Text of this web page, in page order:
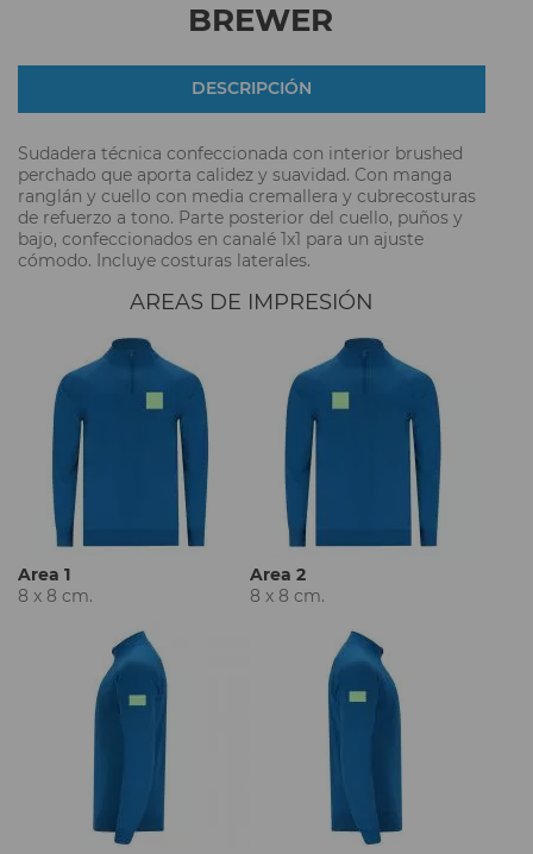
BREWER
DESCRIPCIÓN
Sudadera técnica confeccionada con interior brushed
perchado que aporta calidez y suavidad. Con manga
ranglán y cuello con media cremallera y cubrecosturas
de refuerzo a tono. Parte posterior del cuello, puños y
bajo, confeccionados en canalé 1x1 para un ajuste
cómodo. Incluye costuras laterales.
AREAS DE IMPRESIÓN
Area 1
8 x 8 cm.
Area 2
8 x 8 cm.